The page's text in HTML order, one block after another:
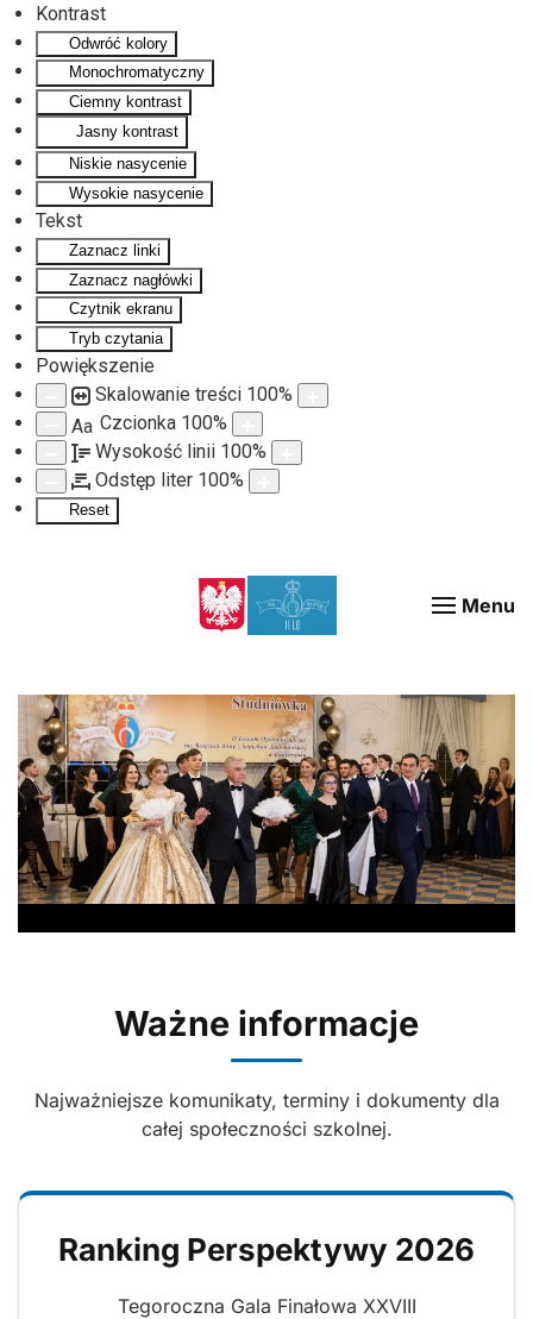
Kontrast
Odwróć kolory
Monochromatyczny
Ciemny kontrast
Jasny kontrast
Niskie nasycenie
Wysokie nasycenie
Tekst
Zaznacz linki
Zaznacz nagłówki
Czytnik ekranu
Tryb czytania
Powiększenie
Skalowanie treści 100%
Aa Czcionka 100%
Wysokość linii 100%
Odstęp liter 100%
Reset
Menu
Zespół Szkół
Ważne informacje
Najważniejsze komunikaty, terminy i dokumenty dla
całej społeczności szkolnej.
Ranking Perspektywy 2026
Tegoroczna Gala Finałowa XXVIII